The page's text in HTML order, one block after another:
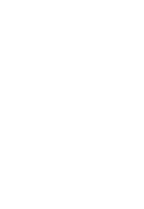
Horizonte
4-1 Atlético
Tiradentes
Messejana
Mares